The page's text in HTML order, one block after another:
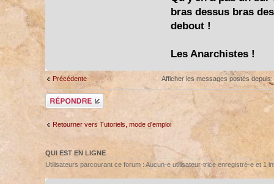
bras dessus bras
debout !
Les Anarchistes !
Précédente Afficher les messages postés depuis:
Répondre
Retourner vers Tutoriels, mode d'emploi
QUI EST EN LIGNE
Utilisateurs parcourant ce forum : Aucun-e utilisateur-trice enregistré-e et 1